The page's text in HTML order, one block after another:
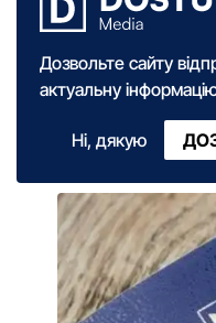
Дозвольте сайту
актуальну
Ні, дякую
зросте
31 грудня·